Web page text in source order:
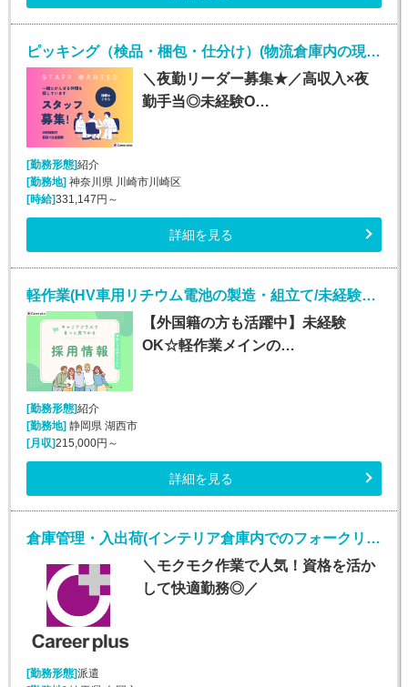
ピッキング（検品・梱包・仕分け）(物流倉庫内の現場リーダー/夜勤/入社日応相談)
＼夜勤リーダー募集★／高収入×夜
勤手当◎未経験O…
[勤務形態]紹介
[勤務地]神奈川県 川崎市川崎区
[時給]331,147円～
詳細を見る
軽作業(HV車用リチウム電池の製造・組立て/未経験歓迎の軽作業)
【外国籍の方も活躍中】未経験
OK☆軽作業メインの…
[勤務形態]紹介
[勤務地]静岡県 湖西市
[月収]215,000円～
詳細を見る
倉庫管理・入出荷(インテリア倉庫内でのフォークリフトスタッフ)
＼モクモク作業で人気！資格を活か
して快適勤務◎／
[勤務形態]派遣